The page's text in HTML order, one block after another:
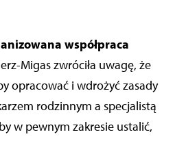
współpraca
Migas zwróciła uwagę, że
opracować i wdrożyć zasady
rodzinnym a specjalistą
w pewnym zakresie ustalić,